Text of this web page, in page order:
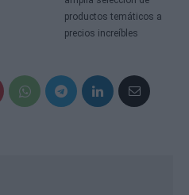
productos temáticos a
precios increíbles